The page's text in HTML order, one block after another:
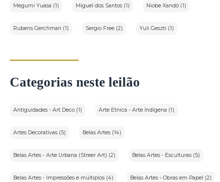
Megumi Yuasa (1) Miguel dos Santos (1) Niobe Xandó (1)
Rubens Gerchman (1) Sergio Free (2) Yuli Geszti (1)
Categorias neste leilão
Antiguidades - Art Deco (1) Arte Etnica - Arte Indígena (1)
Artes Decorativas (5) Belas Artes (14)
Belas Artes - Arte Urbana (Streer Art) (2) Belas Artes - Esculturas (5)
Belas Artes - Impressões e múltiplos (4) Belas Artes - Obras em Papel (2)